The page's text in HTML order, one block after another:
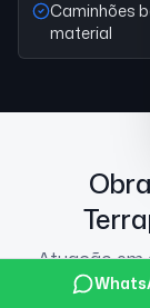
Caminhões
material
Atuação em